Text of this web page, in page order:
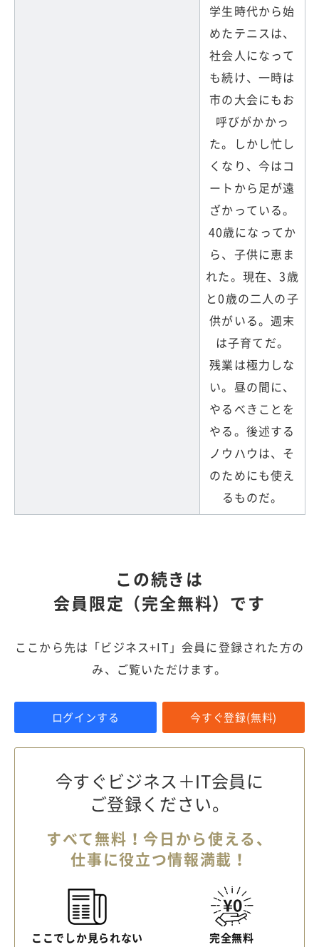
学生時代から始
めたテニスは、
社会人になって
も続け、一時は
市の大会にもお
呼びがかかっ
た。しかし忙し
くなり、今はコ
ートから足が遠
ざかっている。
40歳になってか
ら、子供に恵ま
れた。現在、3歳
と0歳の二人の子
供がいる。週末
は子育てだ。
残業は極力しな
い。昼の間に、
やるべきことを
やる。後述する
ノウハウは、そ
のためにも使え
るものだ。
この続きは
会員限定（完全無料）です
ここから先は「ビジネス+IT」会員に登録された方の
み、ご覧いただけます。
ログインする 今すぐ登録(無料)
今すぐビジネス＋IT会員に
ご登録ください。
すべて無料！今日から使える、
仕事に役立つ情報満載！
ここでしか見られない 完全無料